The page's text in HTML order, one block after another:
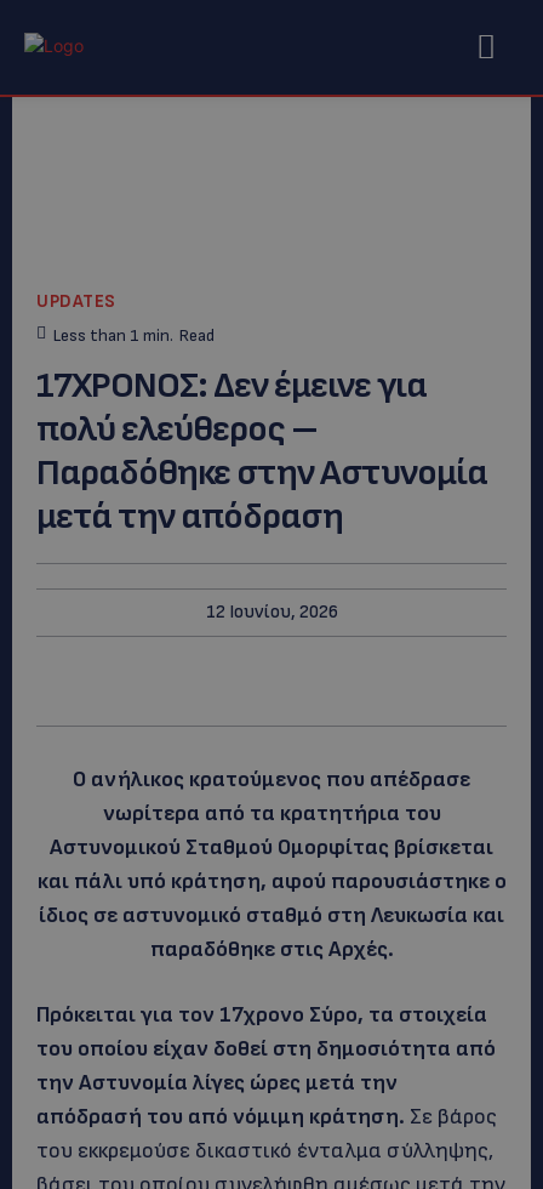
UPDATES
Less than 1 min. Read
17ΧΡΟΝΟΣ: Δεν έμεινε για
πολύ ελεύθερος –
Παραδόθηκε στην Αστυνομία
μετά την απόδραση
12 Ιουνίου, 2026
Ο ανήλικος κρατούμενος που απέδρασε
νωρίτερα από τα κρατητήρια του
Αστυνομικού Σταθμού Ομορφίτας βρίσκεται
και πάλι υπό κράτηση, αφού παρουσιάστηκε ο
ίδιος σε αστυνομικό σταθμό στη Λευκωσία και
παραδόθηκε στις Αρχές.
Πρόκειται για τον 17χρονο Σύρο, τα στοιχεία
του οποίου είχαν δοθεί στη δημοσιότητα από
την Αστυνομία λίγες ώρες μετά την
απόδρασή του από νόμιμη κράτηση. Σε βάρος
του εκκρεμούσε δικαστικό ένταλμα σύλληψης,